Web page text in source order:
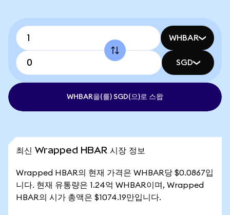
WHBAR
SGD
WHBAR을(를) SGD(으)로 스왑
최신 Wrapped HBAR 시장 정보
Wrapped HBAR의 현재 가격은 WHBAR당 $0.0867입
니다. 현재 유통량은 1.24억 WHBAR이며, Wrapped
HBAR의 시가 총액은 $1074.19만입니다.